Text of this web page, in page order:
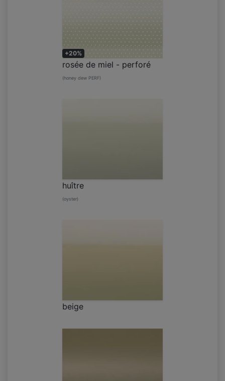
+20%
rosée de miel - perforé
(honey dew PERF)
huître
(oyster)
beige